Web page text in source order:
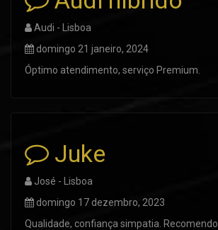
Audi - Lisboa
domingo 21 janeiro, 2024
Óptimo atendimento, serviço Premium.
Juke
José - Lisboa
domingo 17 dezembro, 2023
Qualidade, confiança simpatia. Recomendo